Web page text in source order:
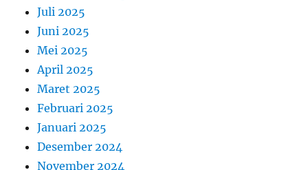
Juli 2025
Juni 2025
Mei 2025
April 2025
Maret 2025
Februari 2025
Januari 2025
Desember 2024
November 2024